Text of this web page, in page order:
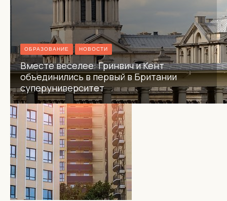
ОБРАЗОВАНИЕ НОВОСТИ
Вместе веселее: Гринвич и Кент
объединились в первый в Британии
суперуниверситет